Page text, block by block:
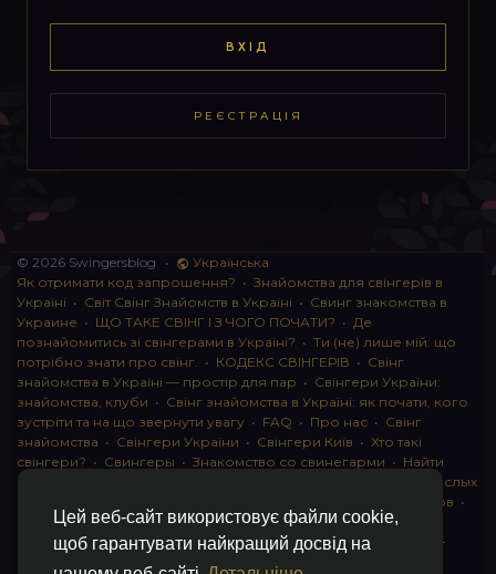
Цей веб-сайт використовує файли cookie,
щоб гарантувати найкращий досвід на
ВХІД
РЕЄСТРАЦІЯ
© 2026 Swingersblog •
Українська
Як отримати код запрошення? • Знайомства для свінгерів в
Україні • Світ Свінг Знайомств в Україні • Свинг знакомства в
Украине • ЩО ТАКЕ СВІНГ І З ЧОГО ПОЧАТИ? • Де
познайомитись зі свінгерами в Україні? • Ти (не) лише мій: що
потрібно знати про свінг. • КОДЕКС СВІНГЕРІВ • Свінг
знайомства в Україні — простір для пар • Свінгери України:
знайомства, клуби • Свінг знайомства в Україні: як почати, кого
зустріти та на що звернути увагу • FAQ • Про нас • Свінг
знайомства • Свінгери України • Свінгери Київ • Хто такі
свінгери? • Свингеры • Знакомство со свинегарми • Найти
instagram для взрослых
Клуб свингеров •
Конфіденційність• Правила• Партнерська програма
Свингеры •Свинг-пати•О свингерах откровенно
Свинг-
клуб: что это и как работает